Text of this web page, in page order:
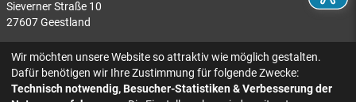
Sieverner Straße 10
27607 Geestland
Rathaus Bad Bederkesa
Am Markt 8
27624 Geestland
Wir möchten unsere Website so attraktiv wie möglich gestalten.
Dafür benötigen wir Ihre Zustimmung für folgende Zwecke:
Technisch notwendig, Besucher-Statistiken & Verbesserung der